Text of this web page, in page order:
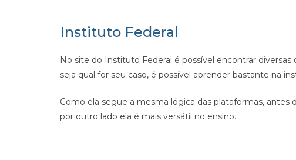
Instituto Federal
No site do Instituto Federal é possível encontrar
seja qual for seu caso, é possível aprender bastante na
Como ela segue a mesma lógica das plataformas,
por outro lado ela é mais versátil no ensino.